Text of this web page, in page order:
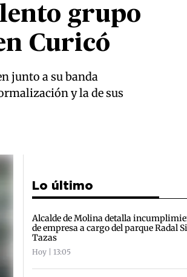
grupo
Curicó
junto a su banda
y la de sus
Lo último
Alcalde de Molina detalla
de empresa a cargo del parque Radal
Tazas
Hoy | 13:05